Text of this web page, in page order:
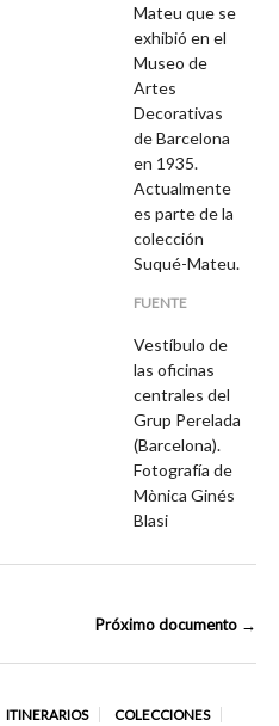
Mateu que se
exhibió en el
Museo de
Artes
Decorativas
de Barcelona
en 1935.
Actualmente
es parte de la
colección
Suqué-Mateu.
FUENTE
Vestíbulo de
las oficinas
centrales del
Grup Perelada
(Barcelona).
Fotografía de
Mònica Ginés
Blasi
Próximo documento →
ITINERARIOS COLECCIONES